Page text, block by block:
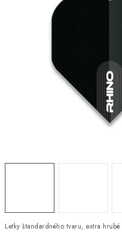
PRÍSLUŠENSTVO
Letky štandardného tvaru, extra